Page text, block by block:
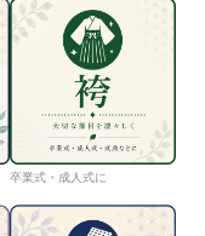
卒業式・成人式に